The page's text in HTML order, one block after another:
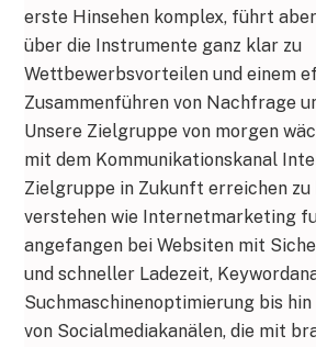
erste Hinsehen komplex, führt
über die Instrumente ganz klar zu
Wettbewerbsvorteilen und einem
Zusammenführen von Nachfrage
Unsere Zielgruppe von morgen
mit dem Kommunikationskanal
Zielgruppe in Zukunft erreichen zu
verstehen wie Internetmarketing
angefangen bei Websiten mit
und schneller Ladezeit,
Suchmaschinenoptimierung bis
von Socialmediakanälen, die mit